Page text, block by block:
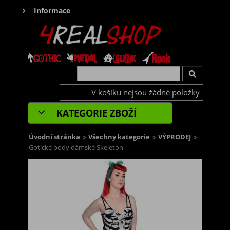
Informace
V košíku nejsou žádné položky
KATEGORIE ZBOŽÍ
Úvodní stránka » Všechny kategorie » VÝPRODEJ »
Gotické body dámské Skeleton